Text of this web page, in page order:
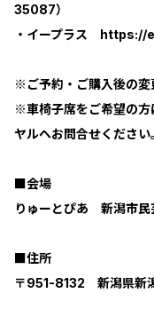
35087）
・イープラス https://
※ご予約・ご購入後の変
※車椅子席をご希望の
ヤルへお問合せください
■会場
りゅーとぴあ 新潟市
■住所
〒951-8132 新潟県新